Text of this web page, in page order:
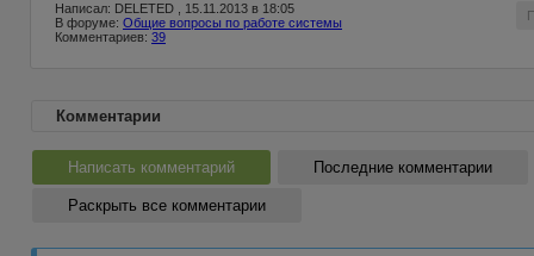
Написал: DELETED , 15.11.2013 в 18:05
В форуме: Общие вопросы по работе системы
Комментариев: 39
Комментарии
Написать комментарий Последние комментарии
Раскрыть все комментарии